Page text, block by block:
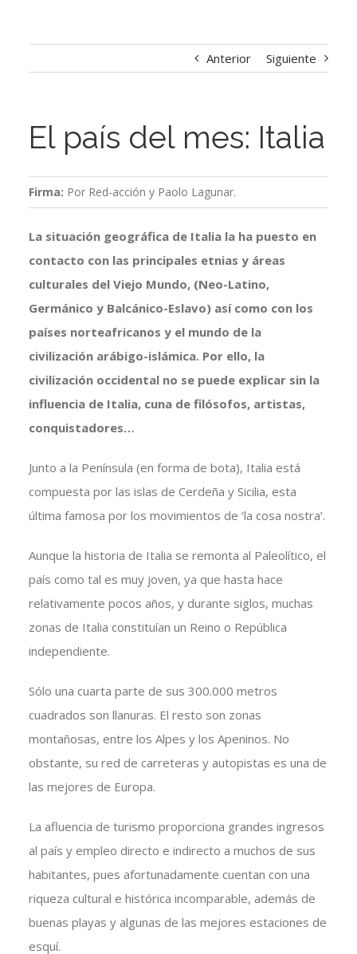
Anterior Siguiente
El país del mes: Italia
Firma: Por Red-acción y Paolo Lagunar.
La situación geográfica de Italia la ha puesto en
contacto con las principales etnias y áreas
culturales del Viejo Mundo, (Neo-Latino,
Germánico y Balcánico-Eslavo) así como con los
países norteafricanos y el mundo de la
civilización arábigo-islámica. Por ello, la
civilización occidental no se puede explicar sin la
influencia de Italia, cuna de filósofos, artistas,
conquistadores…
Junto a la Península (en forma de bota), Italia está
compuesta por las islas de Cerdeña y Sicilia, esta
última famosa por los movimientos de ‘la cosa nostra’.
Aunque la historia de Italia se remonta al Paleolítico, el
país como tal es muy joven, ya que hasta hace
relativamente pocos años, y durante siglos, muchas
zonas de Italia constituían un Reino o República
independiente.
Sólo una cuarta parte de sus 300.000 metros
cuadrados son llanuras. El resto son zonas
montañosas, entre los Alpes y los Apeninos. No
obstante, su red de carreteras y autopistas es una de
las mejores de Europa.
La afluencia de turismo proporciona grandes ingresos
al país y empleo directo e indirecto a muchos de sus
habitantes, pues afortunadamente cuentan con una
riqueza cultural e histórica incomparable, además de
buenas playas y algunas de las mejores estaciones de
esquí.